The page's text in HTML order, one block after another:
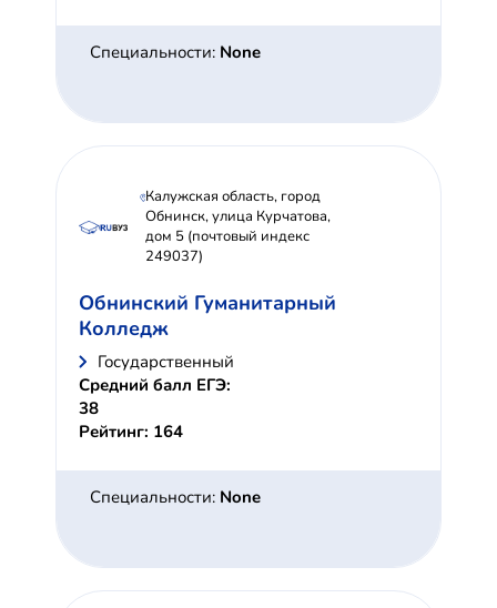
Специальности: None
Калужская область, город
Обнинск, улица Курчатова,
дом 5 (почтовый индекс
249037)
Обнинский Гуманитарный
Колледж
Государственный
Средний балл ЕГЭ:
38
Рейтинг: 164
Специальности: None